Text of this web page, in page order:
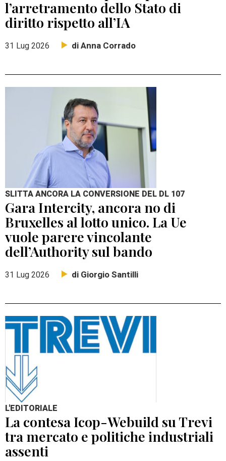
l’arretramento dello Stato di
diritto rispetto all’IA
31 Lug 2026 di Anna Corrado
SLITTA ANCORA LA CONVERSIONE DEL DL 107
Gara Intercity, ancora no di
Bruxelles al lotto unico. La Ue
vuole parere vincolante
dell’Authority sul bando
31 Lug 2026 di Giorgio Santilli
L'EDITORIALE
La contesa Icop-Webuild su Trevi
tra mercato e politiche industriali
assenti